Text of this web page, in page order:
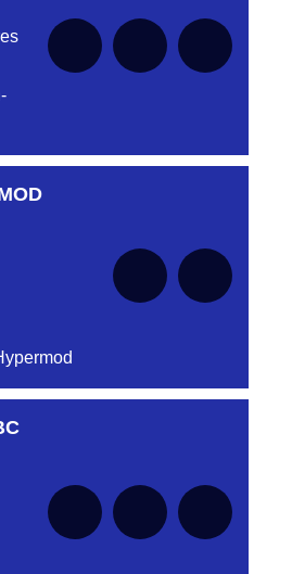
pour cette série pour
pour cette série pour